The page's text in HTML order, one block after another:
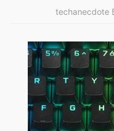
techanecdote